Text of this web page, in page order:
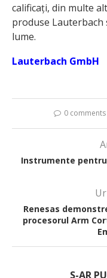
calificați, din multe
produse
lume.
Lauterbach GmbH
0 comments
Instrumente
Renesas
procesorul Arm
S-AR